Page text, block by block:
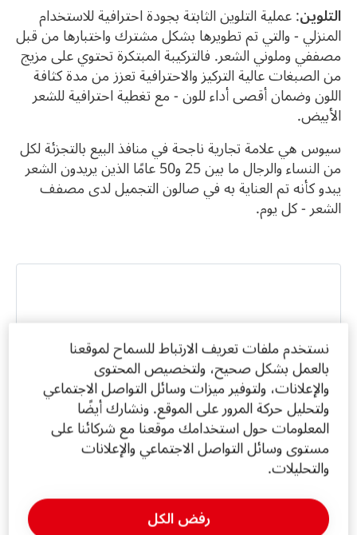
التلوين: عملية التلوين الثابتة بجودة احترافية للاستخدام
المنزلي - والتي تم تطويرها بشكل مشترك واختبارها من قبل
مصففي وملوني الشعر. فالتركيبة المبتكرة تحتوي على مزيج
من الصبغات عالية التركيز والاحترافية تعزز من مدة كثافة
اللون وضمان أقصى أداء للون - مع تغطية احترافية للشعر
الأبيض.
سيوس هي علامة تجارية ناجحة في منافذ البيع بالتجزئة لكل
من النساء والرجال ما بين 25 و50 عامًا الذين يريدون الشعر
يبدو كأنه تم العناية به في صالون التجميل لدى مصفف
الشعر - كل يوم.
نستخدم ملفات تعريف الارتباط للسماح لموقعنا
بالعمل بشكل صحيح، ولتخصيص المحتوى
والإعلانات، ولتوفير ميزات وسائل التواصل الاجتماعي
ولتحليل حركة المرور على الموقع. ونشارك أيضًا
المعلومات حول استخدامك موقعنا مع شركائنا على
مستوى وسائل التواصل الاجتماعي والإعلانات
والتحليلات.
رفض الكل